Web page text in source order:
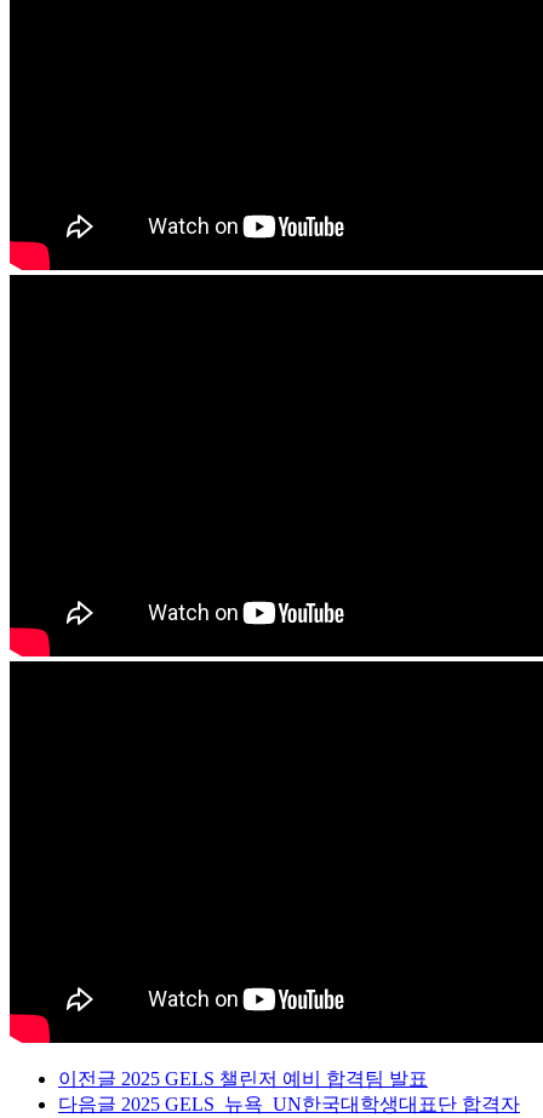
이전글 2025 GELS 챌린저 예비 합격팀 발표
다음글 2025 GELS_뉴욕_UN한국대학생대표단 합격자